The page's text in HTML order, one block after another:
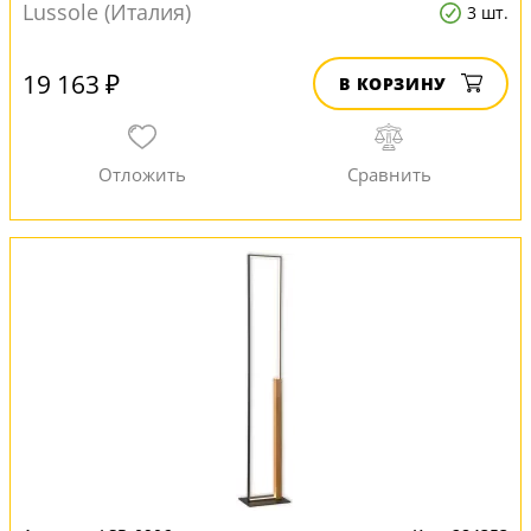
Lussole (Италия) 3 шт.
19 163 ₽ В КОРЗИНУ